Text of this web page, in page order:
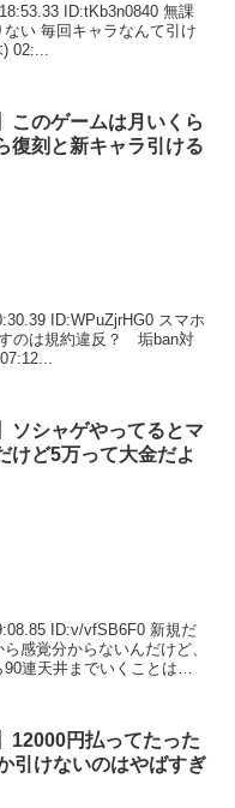
ID:tKb3n0840 無課
い 毎回キャラなんて引け
02:...
このゲームは月いくら
復刻と新キャラ引ける
ID:WPuZjrHG0 スマホ
のは規約違反？ 垢ban対
ソシャゲやってるとマ
けど5万って大金だよ
ID:v/vfSB6F0 新規だ
感覚分からないんだけど、
連天井までいくことはま
12000円払ってたった
引けないのはやばすぎ